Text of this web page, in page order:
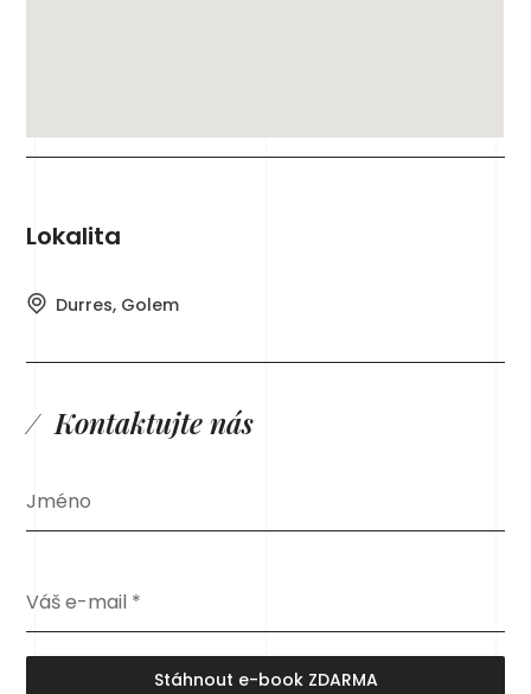
Lokalita
Durres, Golem
Kontaktujte nás
Jméno
Váš e-mail *
Stáhnout e-book ZDARMA